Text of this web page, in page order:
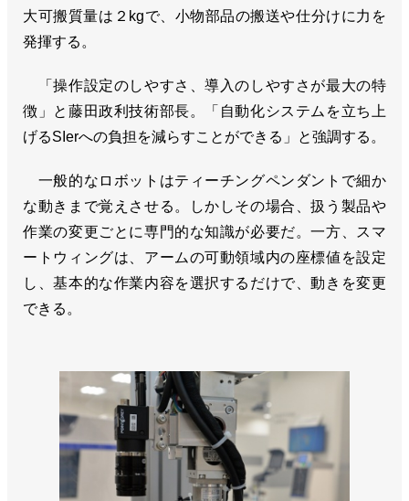
大可搬質量は２kgで、小物部品の搬送や仕分けに力を
発揮する。
「操作設定のしやすさ、導入のしやすさが最大の特
徴」と藤田政利技術部長。「自動化システムを立ち上
げるSIerへの負担を減らすことができる」と強調する。
一般的なロボットはティーチングペンダントで細か
な動きまで覚えさせる。しかしその場合、扱う製品や
作業の変更ごとに専門的な知識が必要だ。一方、スマ
ートウィングは、アームの可動領域内の座標値を設定
し、基本的な作業内容を選択するだけで、動きを変更
できる。